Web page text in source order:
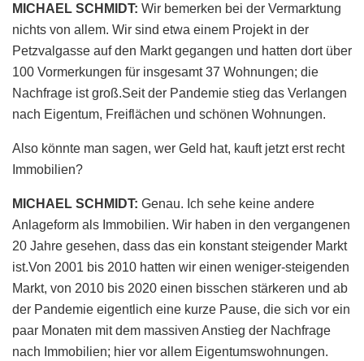
MICHAEL SCHMIDT: Wir bemerken bei der Vermarktung
nichts von allem. Wir sind etwa einem Projekt in der
Petzvalgasse auf den Markt gegangen und hatten dort über
100 Vormerkungen für insgesamt 37 Wohnungen; die
Nachfrage ist groß.Seit der Pandemie stieg das Verlangen
nach Eigentum, Freiflächen und schönen Wohnungen.
Also könnte man sagen, wer Geld hat, kauft jetzt erst recht
Immobilien?
MICHAEL SCHMIDT: Genau. Ich sehe keine andere
Anlageform als Immobilien. Wir haben in den vergangenen
20 Jahre gesehen, dass das ein konstant steigender Markt
ist.Von 2001 bis 2010 hatten wir einen weniger-steigenden
Markt, von 2010 bis 2020 einen bisschen stärkeren und ab
der Pandemie eigentlich eine kurze Pause, die sich vor ein
paar Monaten mit dem massiven Anstieg der Nachfrage
nach Immobilien; hier vor allem Eigentumswohnungen.